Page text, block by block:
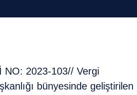
NO: 2023-103// Vergi
bünyesinde geliştirilen